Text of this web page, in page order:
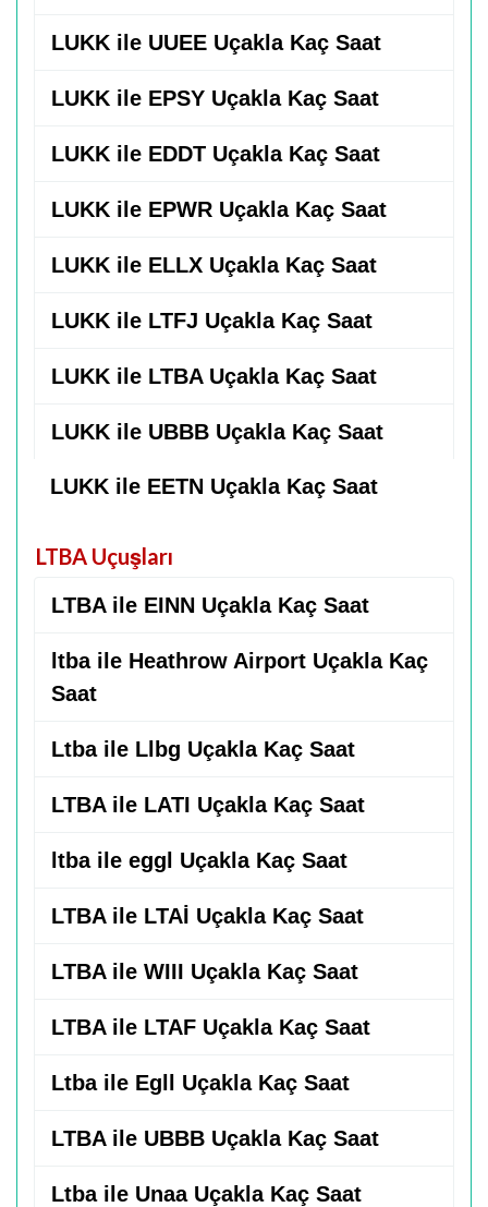
LUKK ile UUEE Uçakla Kaç Saat
LUKK ile EPSY Uçakla Kaç Saat
LUKK ile EDDT Uçakla Kaç Saat
LUKK ile EPWR Uçakla Kaç Saat
LUKK ile ELLX Uçakla Kaç Saat
LUKK ile LTFJ Uçakla Kaç Saat
LUKK ile LTBA Uçakla Kaç Saat
LUKK ile UBBB Uçakla Kaç Saat
LUKK ile EETN Uçakla Kaç Saat
LTBA Uçuşları
LTBA ile EINN Uçakla Kaç Saat
ltba ile Heathrow Airport Uçakla Kaç
Saat
Ltba ile Llbg Uçakla Kaç Saat
LTBA ile LATI Uçakla Kaç Saat
ltba ile eggl Uçakla Kaç Saat
LTBA ile LTAİ Uçakla Kaç Saat
LTBA ile WIII Uçakla Kaç Saat
LTBA ile LTAF Uçakla Kaç Saat
Ltba ile Egll Uçakla Kaç Saat
LTBA ile UBBB Uçakla Kaç Saat
Ltba ile Unaa Uçakla Kaç Saat